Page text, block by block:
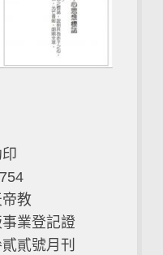
印
教
業登記證
貳號月刊